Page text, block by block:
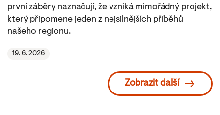
první záběry naznačují, že vzniká mimořádný projekt,
který připomene jeden z nejsilnějších příběhů
našeho regionu.
19. 6. 2026
Zobrazit další